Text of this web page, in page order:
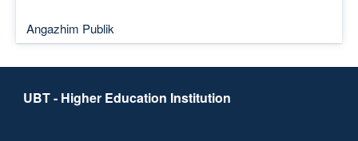
Angazhim Publik
UBT - Higher Education Institution